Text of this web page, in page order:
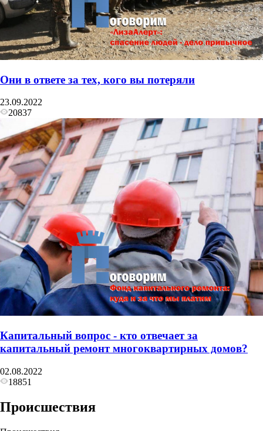
Они в ответе за тех, кого вы потеряли
23.09.2022
20837
Капитальный вопрос - кто отвечает за
капитальный ремонт многоквартирных домов?
02.08.2022
18851
Происшествия